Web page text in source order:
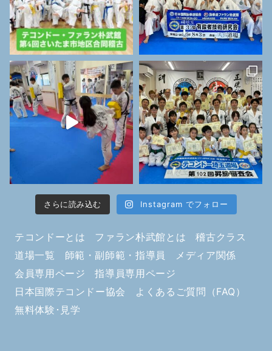
さらに読み込む Instagram でフォロー
テコンドーとは ファラン朴武館とは
稽古クラス
道場一覧
師範・副師範・指導員
メディア関係
会員専用ページ
指導員専用ページ
日本国際テコンドー協会
よくあるご質問（FAQ）
無料体験･見学